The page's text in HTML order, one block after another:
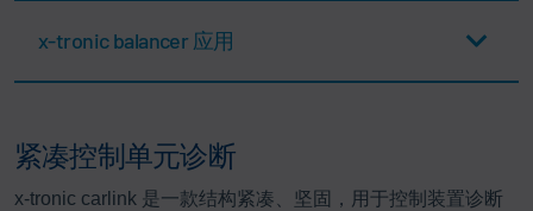
x-tronic balancer 应用
紧凑控制单元诊断
x-tronic carlink 是一款结构紧凑、坚固，用于控制装置诊断